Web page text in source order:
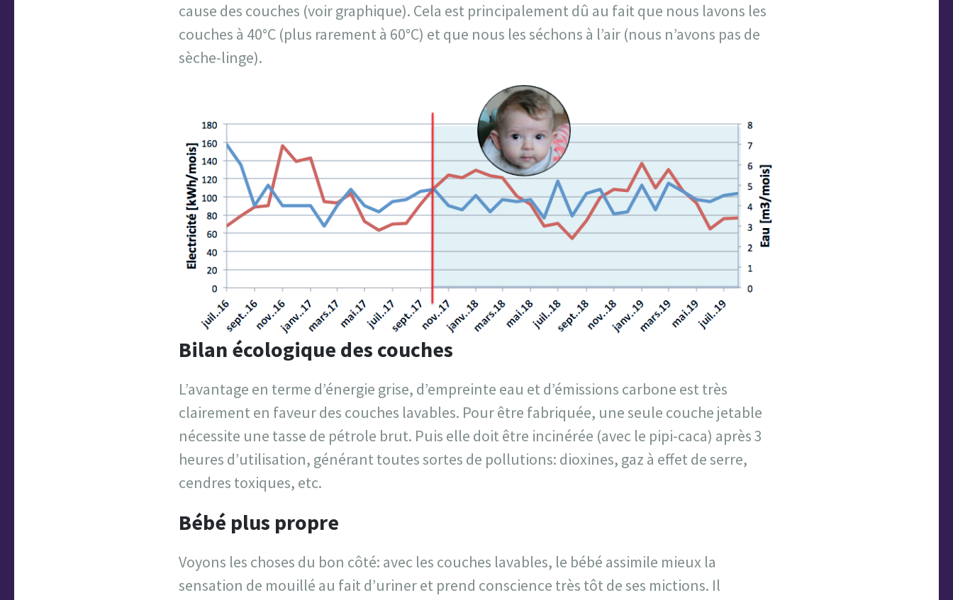
cause des couches (voir graphique). Cela est principalement dû au fait que nous lavons les
couches à 40°C (plus rarement à 60°C) et que nous les séchons à l’air (nous n’avons pas de
sèche-linge).
Bilan écologique des couches
L’avantage en terme d’énergie grise, d’empreinte eau et d’émissions carbone est très
clairement en faveur des couches lavables. Pour être fabriquée, une seule couche jetable
nécessite une tasse de pétrole brut. Puis elle doit être incinérée (avec le pipi-caca) après 3
heures d’utilisation, générant toutes sortes de pollutions: dioxines, gaz à effet de serre,
cendres toxiques, etc.
Bébé plus propre
Voyons les choses du bon côté: avec les couches lavables, le bébé assimile mieux la
sensation de mouillé au fait d’uriner et prend conscience très tôt de ses mictions. Il